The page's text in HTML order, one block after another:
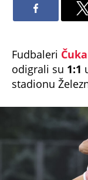
Fudbaleri
odigrali su 1:1
stadionu